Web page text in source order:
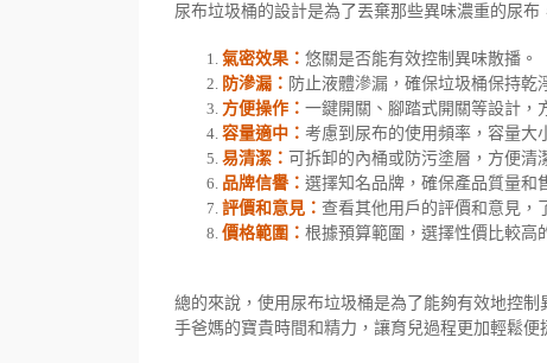
尿布垃圾桶的設計是為了丟棄那些異味濃重的尿
氣密效果： 悠關是否能有效控制異味散播。
防滲漏： 防止液體滲漏，確保垃圾桶保持乾
方便操作： 一鍵開關、腳踏式開關等設計，
容量適中： 考慮到尿布的使用頻率，容量大
易清潔： 可拆卸的內桶或防污塗層，方便清
品牌信譽： 選擇知名品牌，確保產品質量和
評價和意見： 查看其他用戶的評價和意見，
價格範圍： 根據預算範圍，選擇性價比較高
總的來說，使用尿布垃圾桶是為了能夠有效地控
手爸媽的寶貴時間和精力，讓育兒過程更加輕鬆便